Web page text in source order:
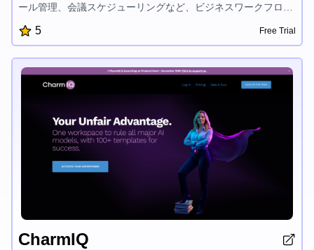
ール管理、会議スケジューリングなど、ビジネスワークフロー
簡単な統合機能により、Lindyを使えば時間を節約し、ビジネ
スを成長させることができます。
5 Free Trial
CharmIQ